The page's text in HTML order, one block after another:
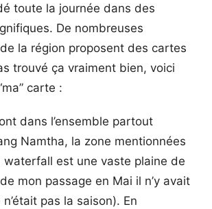
toute la journée dans des
De nombreuses
la région proposent des cartes
trouvé ça vraiment bien, voici
carte :
dans l’ensemble partout
Namtha, la zone mentionnées
waterfall est une vaste plaine de
mon passage en Mai il n’y avait
pas la saison). En